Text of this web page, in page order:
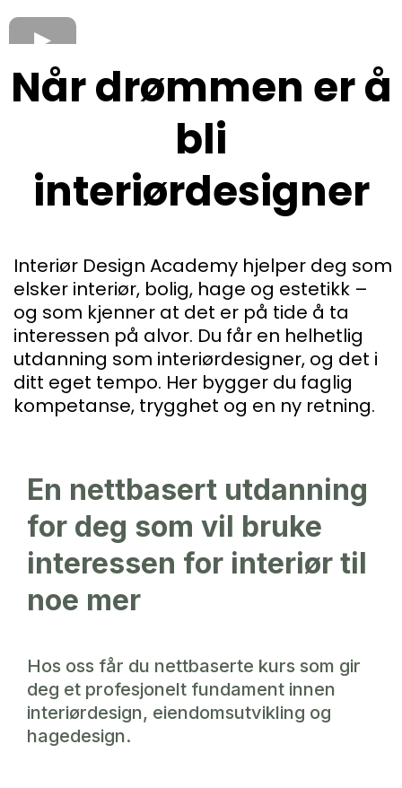
Når drømmen er å
bli
interiørdesigner
Interiør Design Academy hjelper deg som
elsker interiør, bolig, hage og estetikk –
og som kjenner at det er på tide å ta
interessen på alvor. Du får en helhetlig
utdanning som interiørdesigner, og det i
ditt eget tempo. Her bygger du faglig
kompetanse, trygghet og en ny retning.
En nettbasert utdanning
for deg som vil bruke
interessen for interiør til
noe mer
Hos oss får du nettbaserte kurs som gir
deg et profesjonelt fundament innen
interiørdesign, eiendomsutvikling og
hagedesign.